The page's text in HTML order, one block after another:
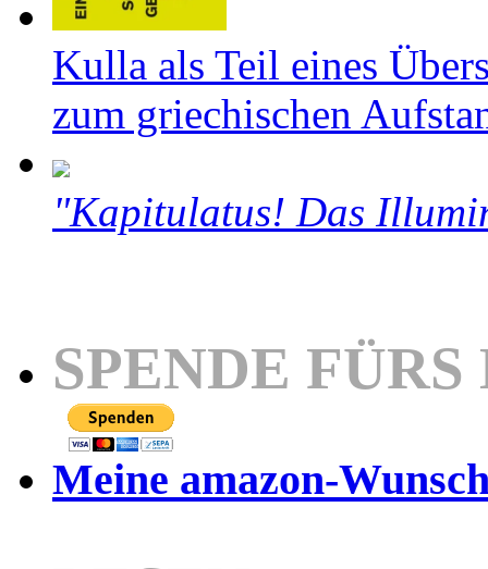
Kulla als Teil eines
zum griechischen
"Kapitulatus! Das
SPENDE
Meine amazon-